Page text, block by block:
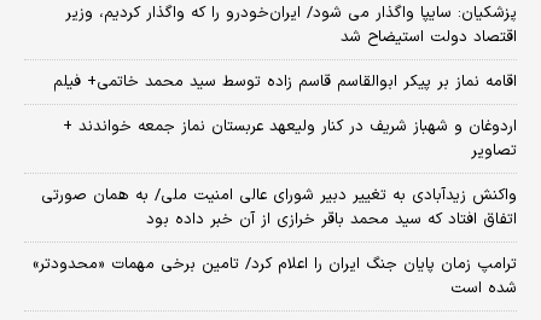
پزشکیان: سایپا واگذار می شود/ ایران‌خودرو را که واگذار کردیم، وزیر
اقتصاد دولت استیضاح شد
اقامه نماز بر پیکر ابوالقاسم قاسم زاده توسط سید محمد خاتمی+ فیلم
اردوغان و شهباز شریف در کنار ولیعهد عربستان نماز جمعه خواندند +
تصاویر
واکنش زیدآبادی به تغییر دبیر شورای عالی امنیت ملی/ به همان صورتی
اتفاق افتاد که سید محمد باقر خرازی از آن خبر داده بود
ترامپ زمان پایان جنگ ایران را اعلام کرد/ تامین برخی مهمات «محدودتر»
شده است